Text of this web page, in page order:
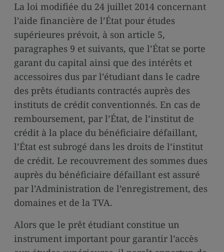
La loi modifiée du 24 juillet 2014 concernant
l’aide financière de l’État pour études
supérieures prévoit, à son article 5,
paragraphes 9 et suivants, que l’État se porte
garant du capital ainsi que des intérêts et
accessoires dus par l’étudiant dans le cadre
des prêts étudiants contractés auprès des
instituts de crédit conventionnés. En cas de
remboursement, par l’État, de l’institut de
crédit à la place du bénéficiaire défaillant,
l’État est subrogé dans les droits de l’institut
de crédit. Le recouvrement des sommes dues
auprès du bénéficiaire défaillant est assuré
par l’Administration de l’enregistrement, des
domaines et de la TVA.
Alors que le prêt étudiant constitue un
instrument important pour garantir l’accès